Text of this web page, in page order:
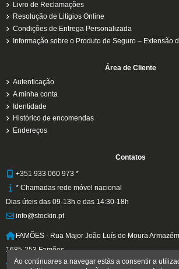
Livro de Reclamações
Resolução de Litígios Online
Condições de Entrega Personalizada
Informação sobre o Produto de Seguro – Extensão
Área de Cliente
Autenticação
A minha conta
Identidade
Histórico de encomendas
Endereços
Contatos
+351 933 060 973 *
* Chamadas rede móvel nacional
Dias úteis das 09-13h e das 14:30-18h
info@stockin.pt
FAMÕES - Rua Major João Luís de Moura
1685-253 Famões
MATOSINHOS (Ponto de Recolha Norte) Rua Cruz
Ao continuares a navegar estás a consentir a